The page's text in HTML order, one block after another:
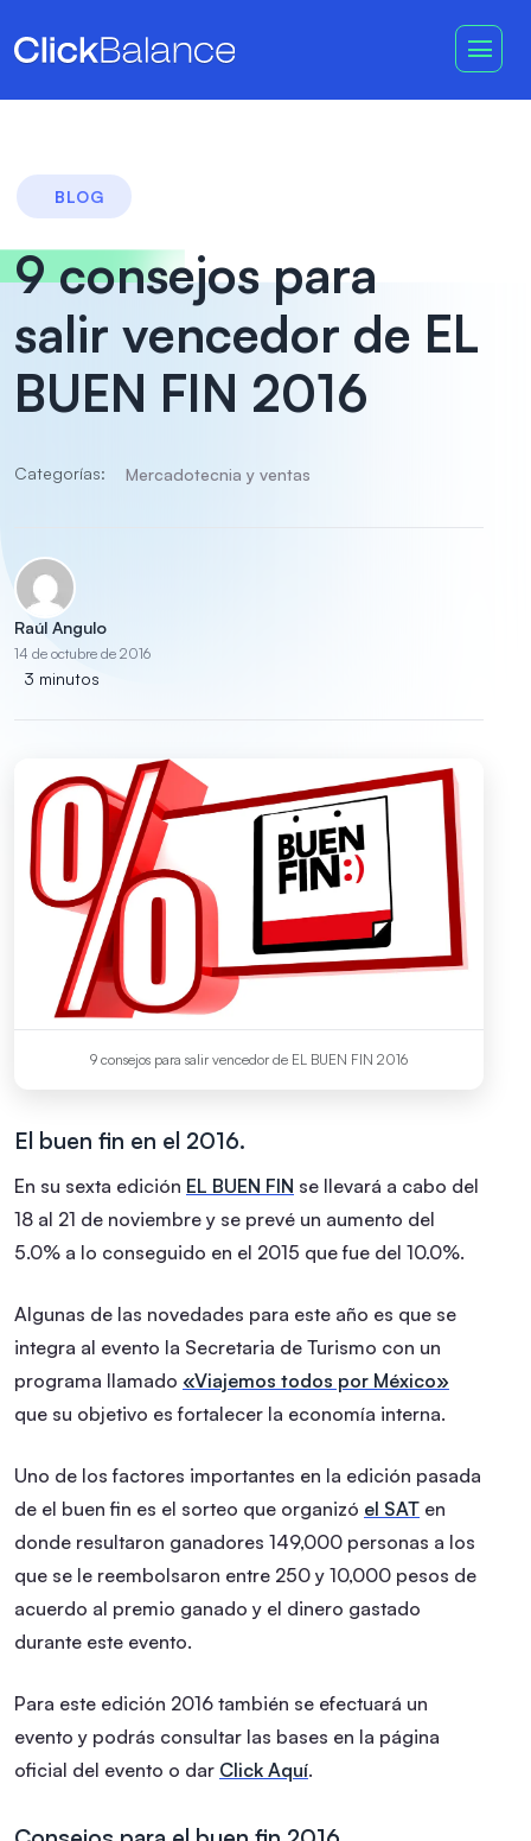
BLOG
9 consejos para
salir vencedor de EL
BUEN FIN 2016
Categorías: Mercadotecnia y ventas
Raúl Angulo
14 de octubre de 2016
3 minutos
9 consejos para salir vencedor de EL BUEN FIN 2016
El buen fin en el 2016.
En su sexta edición EL BUEN FIN se llevará a cabo del
18 al 21 de noviembre y se prevé un aumento del
5.0% a lo conseguido en el 2015 que fue del 10.0%.
Algunas de las novedades para este año es que se
integra al evento la Secretaria de Turismo con un
programa llamado «Viajemos todos por México»
que su objetivo es fortalecer la economía interna.
Uno de los factores importantes en la edición pasada
de el buen fin es el sorteo que organizó el SAT en
donde resultaron ganadores 149,000 personas a los
que se le reembolsaron entre 250 y 10,000 pesos de
acuerdo al premio ganado y el dinero gastado
durante este evento.
Para este edición 2016 también se efectuará un
evento y podrás consultar las bases en la página
oficial del evento o dar Click Aquí.